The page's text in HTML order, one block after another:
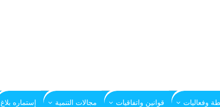
وفعاليات قوانين واتفاقيات مجالات التنمية إستماره بلاغ